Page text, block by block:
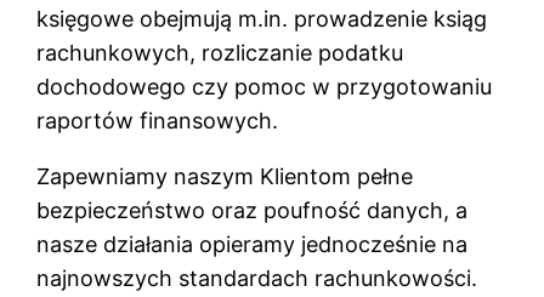
księgowe obejmują m.in. prowadzenie ksiąg
rachunkowych, rozliczanie podatku
dochodowego czy pomoc w przygotowaniu
raportów finansowych.
Zapewniamy naszym Klientom pełne
bezpieczeństwo oraz poufność danych, a
nasze działania opieramy jednocześnie na
najnowszych standardach rachunkowości.